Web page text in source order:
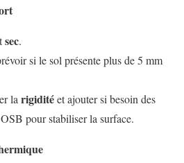
sec.
si le sol présente plus de 5 mm
la rigiditéet ajouter si besoin des
pour stabiliser la surface.